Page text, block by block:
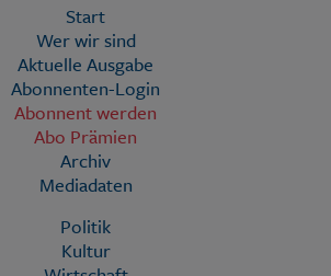
Start
Wer wir sind
Aktuelle Ausgabe
Abonnenten-Login
Abonnent werden
Abo Prämien
Archiv
Mediadaten
Politik
Kultur